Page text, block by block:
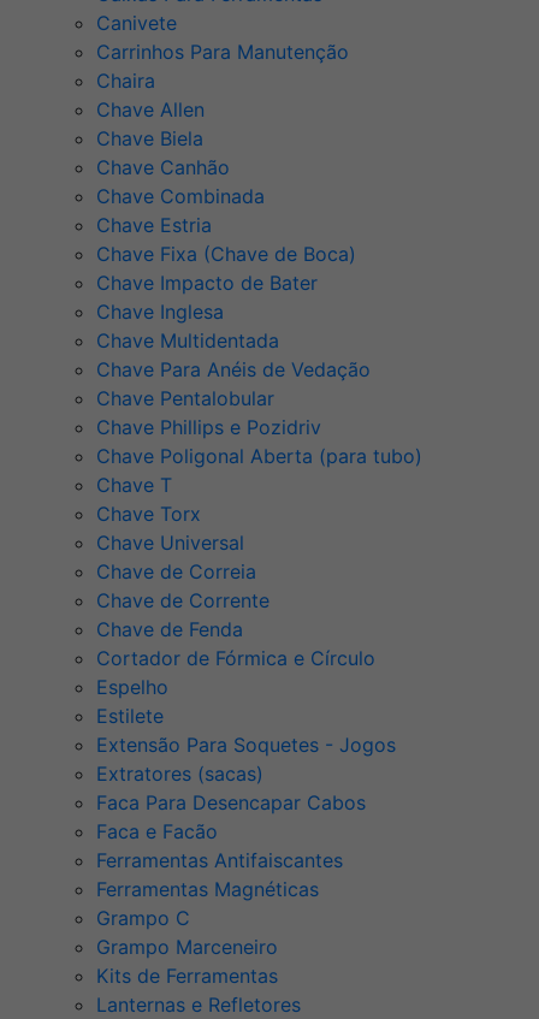
Canivete
Carrinhos Para Manutenção
Chaira
Chave Allen
Chave Biela
Chave Canhão
Chave Combinada
Chave Estria
Chave Fixa (Chave de Boca)
Chave Impacto de Bater
Chave Inglesa
Chave Multidentada
Chave Para Anéis de Vedação
Chave Pentalobular
Chave Phillips e Pozidriv
Chave Poligonal Aberta (para tubo)
Chave T
Chave Torx
Chave Universal
Chave de Correia
Chave de Corrente
Chave de Fenda
Cortador de Fórmica e Círculo
Espelho
Estilete
Extensão Para Soquetes - Jogos
Extratores (sacas)
Faca Para Desencapar Cabos
Faca e Facão
Ferramentas Antifaiscantes
Ferramentas Magnéticas
Grampo C
Grampo Marceneiro
Kits de Ferramentas
Lanternas e Refletores